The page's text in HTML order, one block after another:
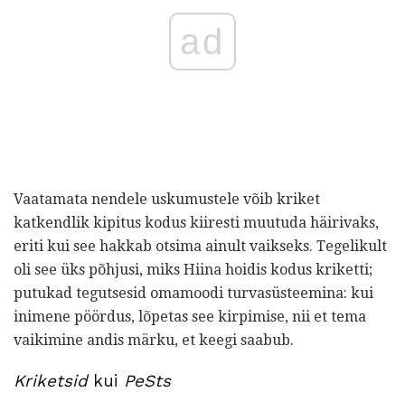
ad
Vaatamata nendele uskumustele võib kriket
katkendlik kipitus kodus kiiresti muutuda häirivaks,
eriti kui see hakkab otsima ainult vaikseks. Tegelikult
oli see üks põhjusi, miks Hiina hoidis kodus kriketti;
putukad tegutsesid omamoodi turvasüsteemina: kui
inimene pöördus, lõpetas see kirpimise, nii et tema
vaikimine andis märku, et keegi saabub.
Kriketsidkui PeSts